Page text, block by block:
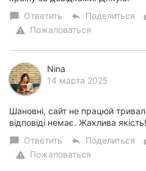
chat_bubble Ответить reply Поделиться
warning Пожаловаться
Nina
14 марта 2025
Шановні, сайт не працюй
відповіді немає. Жахлива якість!
chat_bubble Ответить reply Поделиться
warning Пожаловаться